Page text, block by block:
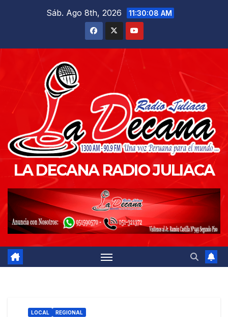
Sáb. Ago 8th, 2026 11:30:09 AM
LA DECANA RADIO JULIACA
LOCAL REGIONAL